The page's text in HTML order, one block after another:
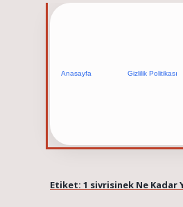
Anasayfa Gizlilik Politikası
Etiket: 1 sivrisinek Ne Kadar